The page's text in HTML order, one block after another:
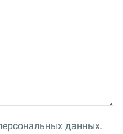
данных.